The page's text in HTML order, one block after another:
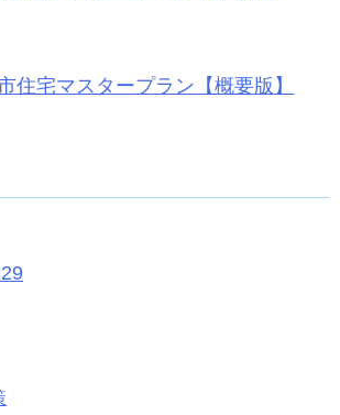
住宅マスタープラン【概要版】